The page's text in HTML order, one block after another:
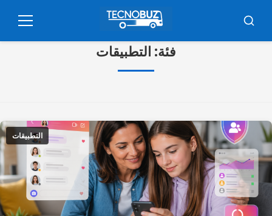
قائمة
ابحث
فئة: التطبيقات
التطبيقات